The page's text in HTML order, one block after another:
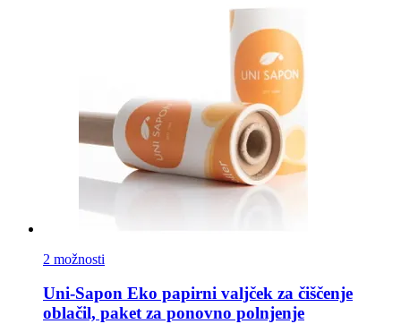
2 možnosti
Uni-Sapon Eko papirni valjček za čiščenje
oblačil, paket za ponovno polnjenje